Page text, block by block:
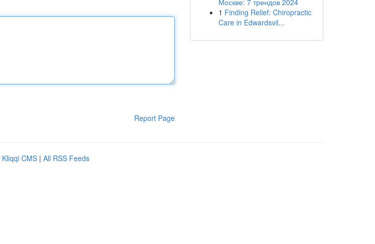
Report Page
Москве: 7 трендов 2024
1 Finding Relief: Chiropractic
Care in Edwardsvil...
Kliqqi CMS | All RSS Feeds